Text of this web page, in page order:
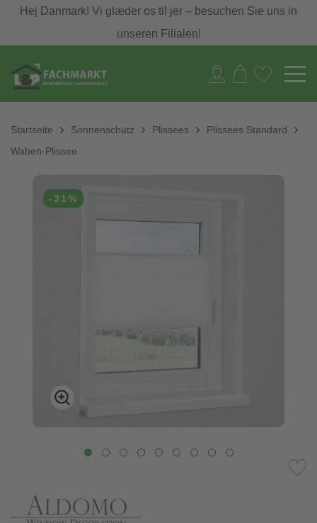
Hej Danmark! Vi glæder os til jer – besuchen Sie uns in
unseren Filialen!
Startseite Sonnenschutz Plissees
Plissees Standard
Waben-Plissee
-31%